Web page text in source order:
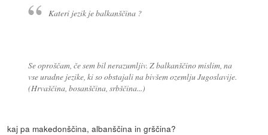
Kateri jezik je balkanščina ?
Se oproščam, če sem bil nerazumljiv. Z balkanščino mislim, na
vse uradne jezike, ki so obstajali na bivšem ozemlju Jugoslavije.
(Hrvaščina, bosanščina, srbščina...)
kaj pa makedonščina, albanščina in grščina?